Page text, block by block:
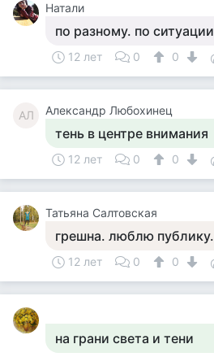
Натали
по разному. по ситуации
12 лет 0 0
АЛ Александр Любохинец
тень в центре внимания
12 лет 0 0
Татьяна Салтовская
грешна. люблю публику.
12 лет 0 0
на грани света и тени